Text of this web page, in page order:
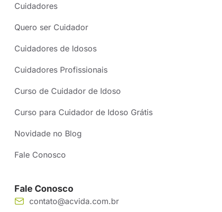
Cuidadores
Quero ser Cuidador
Cuidadores de Idosos
Cuidadores Profissionais
Curso de Cuidador de Idoso
Curso para Cuidador de Idoso Grátis
Novidade no Blog
Fale Conosco
Fale Conosco
contato@acvida.com.br